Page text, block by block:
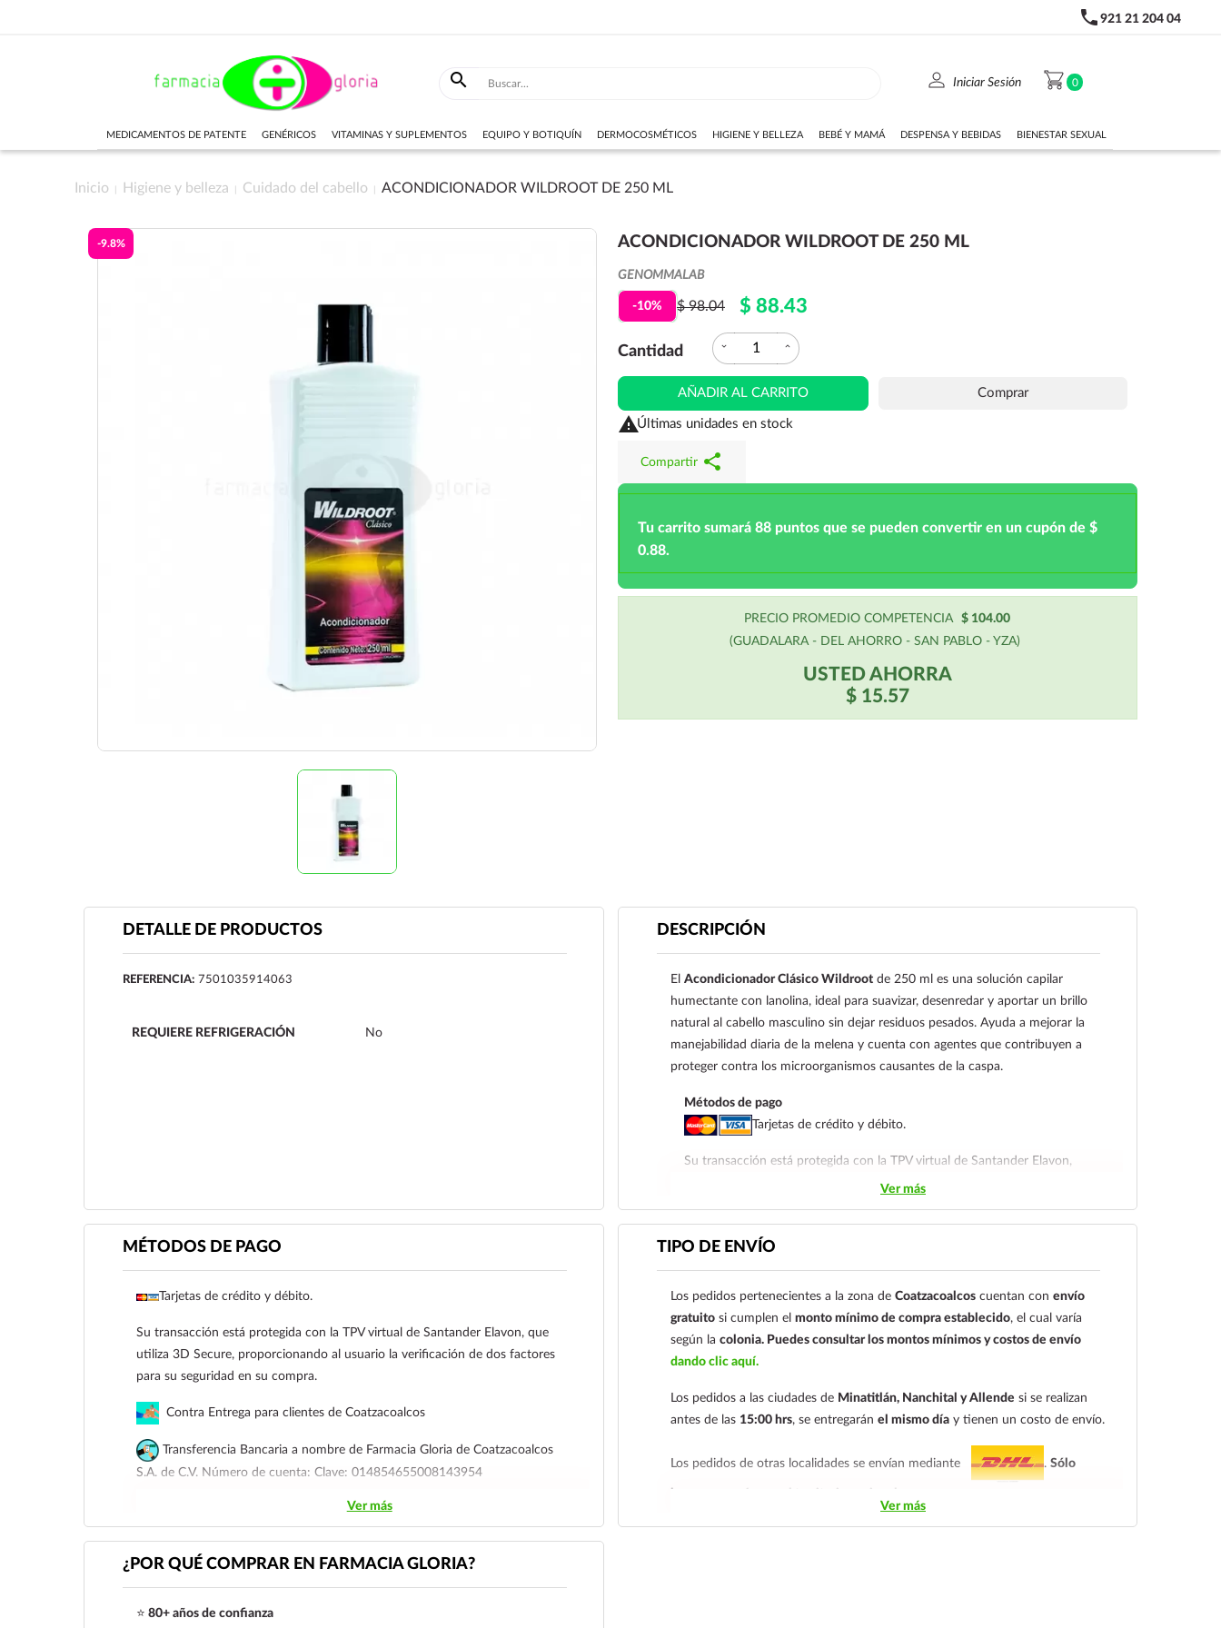
phone 921 21 204 04
 person Iniciar Sesión shopping_cart 0
MEDICAMENTOS DE PATENTE GENÉRICOS VITAMINAS Y SUPLEMENTOS EQUIPO Y BOTIQUÍN DERMOCOSMÉTICOS HIGIENE Y BELLEZA BEBÉ Y MAMÁ DESPENSA Y BEBIDAS BIENESTAR SEXUAL
Inicio Higiene y belleza Cuidado del cabello ACONDICIONADOR WILDROOT DE 250 ML
-9.8% ACONDICIONADOR WILDROOT DE 250 ML
GENOMMALAB
-10% $ 98.04 $ 88.43
Cantidad expand_more expand_less
AÑADIR AL CARRITO Comprar
Últimas unidades en stock
Compartir share
Tu carrito sumará 88 puntos que se pueden convertir en un cupón de $
0.88.
PRECIO PROMEDIO COMPETENCIA
$ 104.00
(GUADALARA - DEL AHORRO - SAN PABLO - YZA)
USTED AHORRA
$ 15.57
DETALLE DE PRODUCTOS
REFERENCIA: 7501035914063
REQUIERE REFRIGERACIÓN No
DESCRIPCIÓN
El Acondicionador Clásico Wildrootde 250 ml es una solución capilar
humectante con lanolina, ideal para suavizar, desenredar y aportar un brillo
natural al cabello masculino sin dejar residuos pesados. Ayuda a mejorar la
manejabilidad diaria de la melena y cuenta con agentes que contribuyen a
proteger contra los microorganismos causantes de la caspa.
Métodos de pago
Tarjetas de crédito y débito.
Su transacción está protegida con la TPV virtual de Santander Elavon,
que utiliza 3D Secure, proporcionando al usuario la verificación de dos
Contra Entrega para clientes de Coatzacoalcos
Coatzacoalcos S.A. de C.V. Número de cuenta: Clave:
014854655008143954
Para esta forma de pago el cliente deberá enviar su comprobante de pago
nuestro
921 261 8491
Ver más
MÉTODOS DE PAGO
Tarjetas de crédito y débito.
Su transacción está protegida con la TPV virtual de Santander Elavon, que
utiliza 3D Secure, proporcionando al usuario la verificación de dos factores
para su seguridad en su compra.
Contra Entrega para clientes de Coatzacoalcos
Transferencia Bancaria a nombre de Farmacia Gloria de Coatzacoalcos
S.A. de C.V. Número de cuenta: Clave: 014854655008143954
Para esta forma de pago el cliente deberá enviar su comprobante de pago a al
siguiente correo electrónico:ecommerce@farmaciagloria.mxo a nuestro
921 261 8491
Ver más
TIPO DE ENVÍO
Los pedidos pertenecientes a la zona de Coatzacoalcoscuentan con envío
gratuitosi cumplen el monto mínimo de compra establecido, el cual varía
según la colonia. Puedes consultar los montos mínimos y costos de envío
dando clic aquí.
Los pedidos a las ciudades de Minatitlán, Nanchital y Allende si se realizan
antes de las 15:00 hrs, se entregarán el mismo díay tienen un costo de envío.
Los pedidos de otras localidades se envían mediante . Sólo
Tenemos dos tarifas dependiendo del tiempo de entrega:tarifa nacional al día
Ver más
¿POR QUÉ COMPRAR EN FARMACIA GLORIA?
⭐ 80+ años de confianza